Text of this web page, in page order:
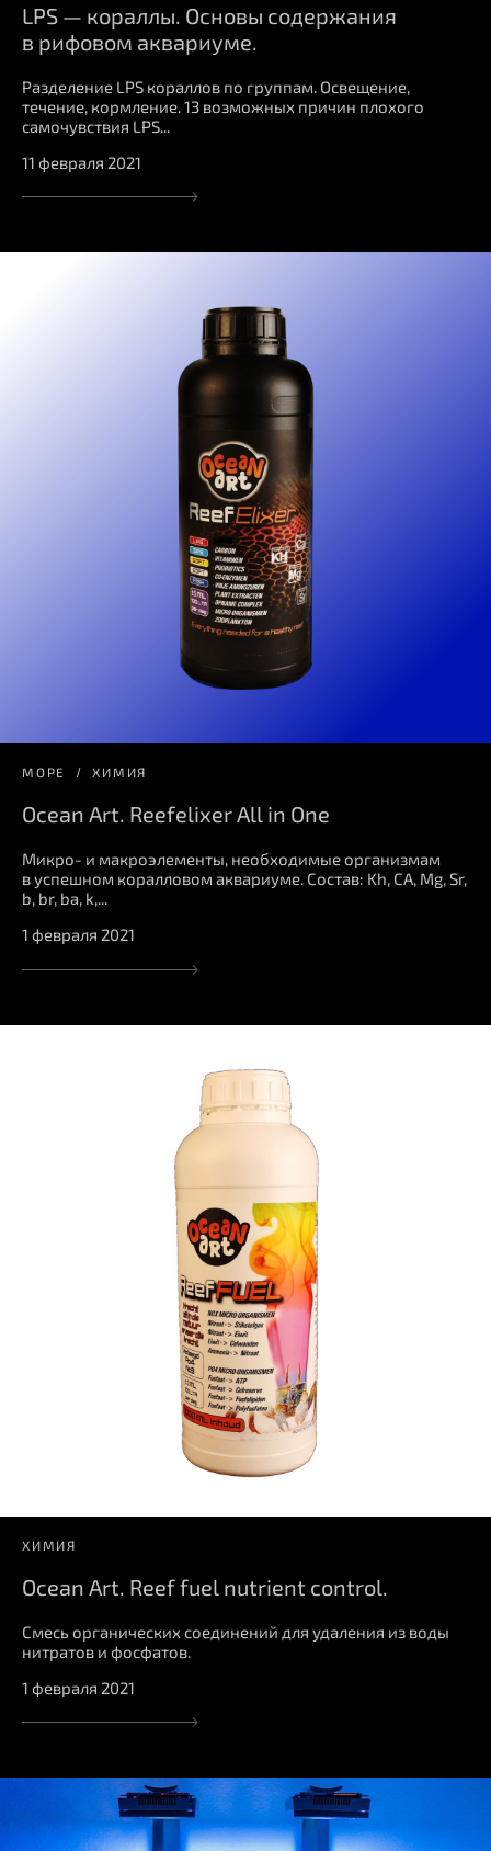
LPS — кораллы. Основы содержания
в рифовом аквариуме.
Разделение LPS кораллов по группам. Освещение,
течение, кормление. 13 возможных причин плохого
самочувствия LPS...
11 февраля 2021
МОРЕ ХИМИЯ
Ocean Art. Reefelixer All in One
Микро- и макроэлементы, необходимые организмам
в успешном коралловом аквариуме. Состав: Kh, CA, Mg, Sr,
b, br, ba, k,...
1 февраля 2021
ХИМИЯ
Ocean Art. Reef fuel nutrient control.
Смесь органических соединений для удаления из воды
нитратов и фосфатов.
1 февраля 2021